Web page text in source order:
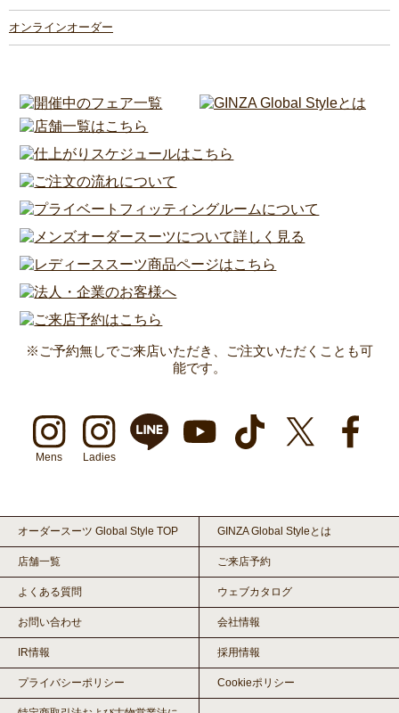
オンラインオーダー
※ご予約無しでご来店いただき、ご注文いただくことも可
能です。
Mens Ladies
オーダースーツ Global Style TOP GINZA Global Styleとは
店舗一覧 ご来店予約
よくある質問 ウェブカタログ
お問い合わせ 会社情報
IR情報 採用情報
プライバシーポリシー Cookieポリシー